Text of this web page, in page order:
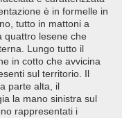
è in formelle in
tutto in mattoni a
quattro lesene che
Lungo tutto il
in cotto che avvicina
sul territorio. Il
parte alta, il
la mano sinistra sul
rappresentati i